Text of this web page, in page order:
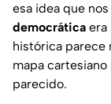
esa idea que
democrática era
histórica parece
mapa
parecido.